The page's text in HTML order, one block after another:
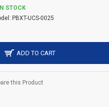
extensions and 15
STOCK
PBXT-UCS-0025
ADD TO CART
this Product